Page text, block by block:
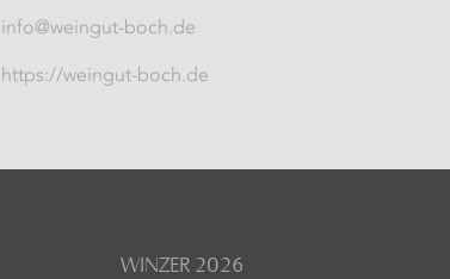
info@weingut-boch.de
https://weingut-boch.de
WINZER 2026